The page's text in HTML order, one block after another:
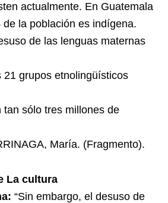
actualmente. En Guatemala
la población es indígena.
de las lenguas maternas
21 grupos etnolingüísticos
sólo tres millones de
María. (Fragmento).
La cultura
“Sin embargo, el desuso de